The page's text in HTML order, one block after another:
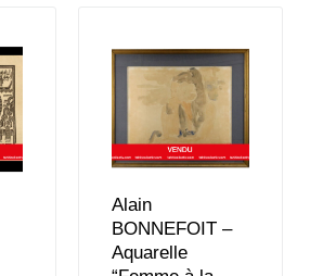
Alain
BONNEFOIT –
Aquarelle